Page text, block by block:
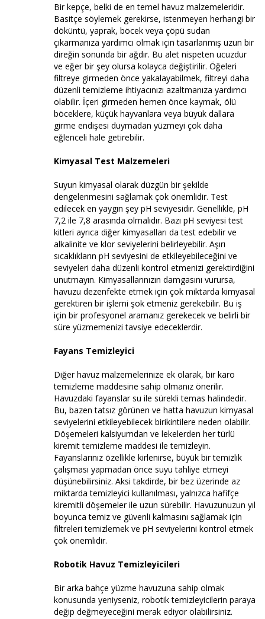
Bir kepçe, belki de en temel havuz malzemeleridir.
Basitçe söylemek gerekirse, istenmeyen herhangi bir
döküntü, yaprak, böcek veya çöpü sudan
çıkarmanıza yardımcı olmak için tasarlanmış uzun bir
direğin sonunda bir ağdır. Bu alet nispeten ucuzdur
ve eğer bir şey olursa kolayca değiştirilir. Öğeleri
filtreye girmeden önce yakalayabilmek, filtreyi daha
düzenli temizleme ihtiyacınızı azaltmanıza yardımcı
olabilir. İçeri girmeden hemen önce kaymak, ölü
böceklere, küçük hayvanlara veya büyük dallara
girme endişesi duymadan yüzmeyi çok daha
eğlenceli hale getirebilir.
Kimyasal Test Malzemeleri
Suyun kimyasal olarak düzgün bir şekilde
dengelenmesini sağlamak çok önemlidir. Test
edilecek en yaygın şey pH seviyesidir. Genellikle, pH
7,2 ile 7,8 arasında olmalıdır. Bazı pH seviyesi test
kitleri ayrıca diğer kimyasalları da test edebilir ve
alkalinite ve klor seviyelerini belirleyebilir. Aşırı
sıcaklıkların pH seviyesini de etkileyebileceğini ve
seviyeleri daha düzenli kontrol etmenizi gerektirdiğini
unutmayın. Kimyasallarınızın damgasını vurursa,
havuzu dezenfekte etmek için çok miktarda kimyasal
gerektiren bir işlemi şok etmeniz gerekebilir. Bu iş
için bir profesyonel aramanız gerekecek ve belirli bir
süre yüzmemenizi tavsiye edeceklerdir.
Fayans Temizleyici
Diğer havuz malzemelerinize ek olarak, bir karo
temizleme maddesine sahip olmanız önerilir.
Havuzdaki fayanslar su ile sürekli temas halindedir.
Bu, bazen tatsız görünen ve hatta havuzun kimyasal
seviyelerini etkileyebilecek birikintilere neden olabilir.
Döşemeleri kalsiyumdan ve lekelerden her türlü
kiremit temizleme maddesi ile temizleyin.
Fayanslarınız özellikle kirlenirse, büyük bir temizlik
çalışması yapmadan önce suyu tahliye etmeyi
düşünebilirsiniz. Aksi takdirde, bir bez üzerinde az
miktarda temizleyici kullanılması, yalnızca hafifçe
kiremitli döşemeler ile uzun sürebilir. Havuzunuzun yıl
boyunca temiz ve güvenli kalmasını sağlamak için
filtreleri temizlemek ve pH seviyelerini kontrol etmek
çok önemlidir.
Robotik Havuz Temizleyicileri
Bir arka bahçe yüzme havuzuna sahip olmak
konusunda yeniyseniz, robotik temizleyicilerin paraya
değip değmeyeceğini merak ediyor olabilirsiniz.